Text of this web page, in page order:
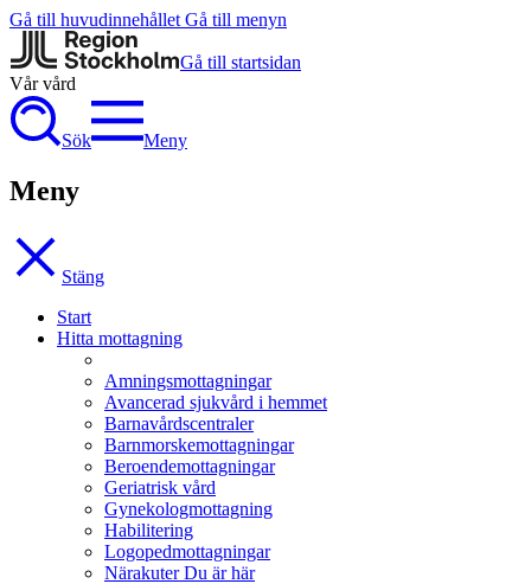
Gå till huvudinnehållet Gå till menyn
Gå till startsidan
Vår vård
Sök Meny
Meny
Stäng
Start
Hitta mottagning
Amningsmottagningar
Avancerad sjukvård i hemmet
Barnavårdscentraler
Barnmorskemottagningar
Beroendemottagningar
Geriatrisk vård
Gynekologmottagning
Habilitering
Logopedmottagningar
Närakuter Du är här